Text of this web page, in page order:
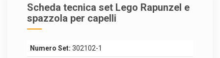
Scheda tecnica set Lego Rapunzel e
spazzola per capelli
Numero Set: 302102-1